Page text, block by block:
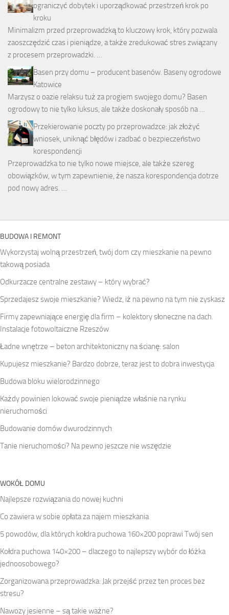
ograniczyć dobytek i uporządkować przestrzeń krok po
kroku
Minimalizm przed przeprowadzką to kluczowy krok, który pozwala
zaoszczędzić czas i pieniądze, a także zredukować stres związany
z procesem przeprowadzki. …
Basen przy domu – producent basenów. Baseny ogrodowe
Katowice
Marzysz o oazie relaksu tuż za progiem swojego domu? Basen
ogrodowy to nie tylko luksus, ale także doskonały sposób na …
Przekierowanie poczty po przeprowadzce: jak złożyć
wniosek, uniknąć błędów i zadbać o bezpieczeństwo
korespondencji
Przeprowadzka to nie tylko nowe miejsce, ale także szereg
obowiązków, w tym zapewnienie, że nasza korespondencja dotrze
pod nowy adres. …
BUDOWA I REMONT
Wykorzystaj wolną przestrzeń, twój dom czy mieszkanie na pewno
takową posiada
Odkurzacze centralne zestawy – który wybrać?
Sprzedajesz swoje mieszkanie? Wiedz, iż na pewno na tym nie zyskasz
Firmy zapewniające energię dla firm – kolektory słoneczne na dach.
Instalacje fotowoltaiczne Rzeszów
Ładne wnętrze – beton architektoniczny na ścianę: salon
Kupujesz mieszkanie? Bardzo dobrze, teraz jest to dobra inwestycja
Budowa bloku wielorodzinnego
Każdy powinien lokować swoje pieniądze właśnie na rynku
nieruchomości
Budowanie domów dwurodzinnych
Tanie nieruchomości? Na pewno jeszcze nie wszędzie
WOKÓŁ DOMU
Najlepsze rozwiązania do nowej kuchni
Co zawiera w sobie opłata za najem mieszkania
5 powodów, dla których kołdra puchowa 160×200 poprawi Twój sen
Kołdra puchowa 140×200 – dlaczego to najlepszy wybór do łóżka
jednoosobowego?
Zorganizowana przeprowadzka: Jak przejść przez ten proces bez
stresu?
Nawozy jesienne – są takie ważne?